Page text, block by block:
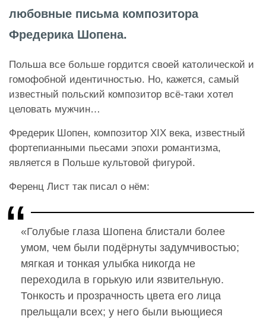
любовные письма композитора
Фредерика Шопена.
Польша все больше гордится своей католической и
гомофобной идентичностью. Но, кажется, самый
известный польский композитор всё-таки хотел
целовать мужчин…
Фредерик Шопен, композитор XIX века, известный
фортепианными пьесами эпохи романтизма,
является в Польше культовой фигурой.
Ференц Лист так писал о нём:
«Голубые глаза Шопена блистали более
умом, чем были подёрнуты задумчивостью;
мягкая и тонкая улыбка никогда не
переходила в горькую или язвительную.
Тонкость и прозрачность цвета его лица
прельщали всех; у него были вьющиеся